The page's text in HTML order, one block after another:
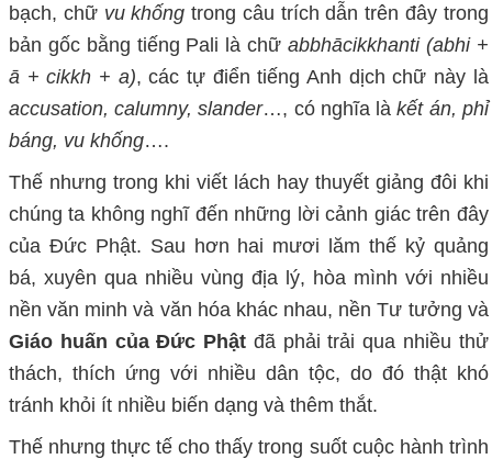
bạch, chữ vu khống trong câu trích dẫn trên đây trong
bản gốc bằng tiếng Pali là chữabbhācikkhanti (abhi +
ā + cikkh + a), các tự điển tiếng Anh dịch chữ này là
accusation, calumny, slander…, có nghĩa làkết án, phỉ
báng, vu khống….
Thế nhưng trong khi viết lách hay thuyết giảng đôi khi
chúng ta không nghĩ đến những lời cảnh giác trên đây
của Đức Phật. Sau hơn hai mươi lăm thế kỷ quảng
bá, xuyên qua nhiều vùng địa lý, hòa mình với nhiều
nền văn minh và văn hóa khác nhau, nền Tư tưởng và
Giáo huấn của Đức Phật đã phải trải qua nhiều thử
thách, thích ứng với nhiều dân tộc, do đó thật khó
tránh khỏi ít nhiều biến dạng và thêm thắt.
Thế nhưng thực tế cho thấy trong suốt cuộc hành trình